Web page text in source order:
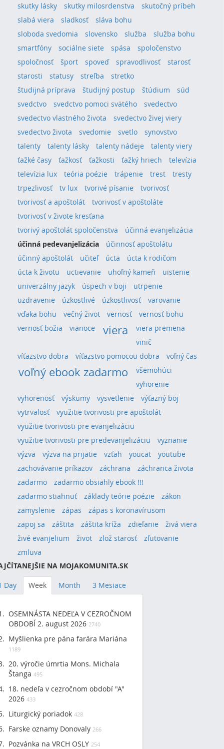
skutky lásky
skutky milosrdenstva
skutočný príbeh
slabá viera
sladkosť
sláva bohu
sloboda svedomia
slovensko služba
služba bohu
smartfóny
sociálne siete spása
spoločenstvo
spoločnosť
šport spoveď spravodlivosť
starosť
starosti
statusy streľba
stretko
študijná príprava
študijný postup štúdium
súd
svedctvo
svedctvo pomoci svätého
svedectvo
svedectvo vlastného života
svedectvo živej viery
svedectvo života
svedomie svetlo
synovstvo
talenty
talenty lásky talenty nádeje
talenty viery
ťažké časy
ťažkosť ťažkosti ťažký hriech
televízia
televízia lux
teória poézie trápenie trest
tresty
trpezlivosť
tv lux tvorivé písanie
tvorivosť
tvorivosť a apoštolát
tvorivosť v apoštoláte
tvorivosť v živote kresťana
tvorivý apoštolát spoločenstva
účinná evanjelizácia
účinná pedevanjelizácia
účinnosť apoštolátu
účinný apoštolát
učiteľ úcta
úcta k rodičom
úcta k životu
uctievanie uhoľný kameň
uistenie
univerzálny jazyk
úspech v boji
utrpenie
uzdravenie
úzkostlivé úzkostlivosť
varovanie
vďaka bohu
večný život vernosť
vernosť bohu
vernosť božia
vianoce viera
viera premena
vinič
víťazstvo dobra
víťazstvo pomocou dobra voľný čas
voľný ebook zadarmo
všemohúci
vyhorenie
vyhorenosť
výskumy vysvetlenie
výťazný boj
vytrvalosť
využitie tvorivosti pre apoštolát
využitie tvorivosti pre evanjelizáciu
využitie tvorivosti pre predevanjelizáciu
vyznanie
výzva
výzva na prijatie vzťah youcat
youtube
zachovávanie príkazov
záchrana
záchranca života
zadarmo
zadarmo obsiahly ebook !!!
zadarmo stiahnuť
základy teórie poézie
zákon
zamyslenie
zápas
zápas s koronavírusom
zapoj sa
záštita záštita kríža zdieľanie
živá viera
živé evanjelium
život zlož starosť
zľutovanie
zmluva
NA MOJAKOMUNITA.SK
Day Week Month 3 Mesiace
OSEMNÁSTA NEDEĽA V CEZROČNOM
OBDOBÍ 2. august 2026 2740
Myšlienka pre pána farára Mariána
1189
20. výročie úmrtia Mons. Michala
Štanga 495
18. nedeľa v cezročnom období "A"
2026 433
Liturgický poriadok 428
Farske oznamy Donovaly 266
Pozvánka na VRCH OSLY 254